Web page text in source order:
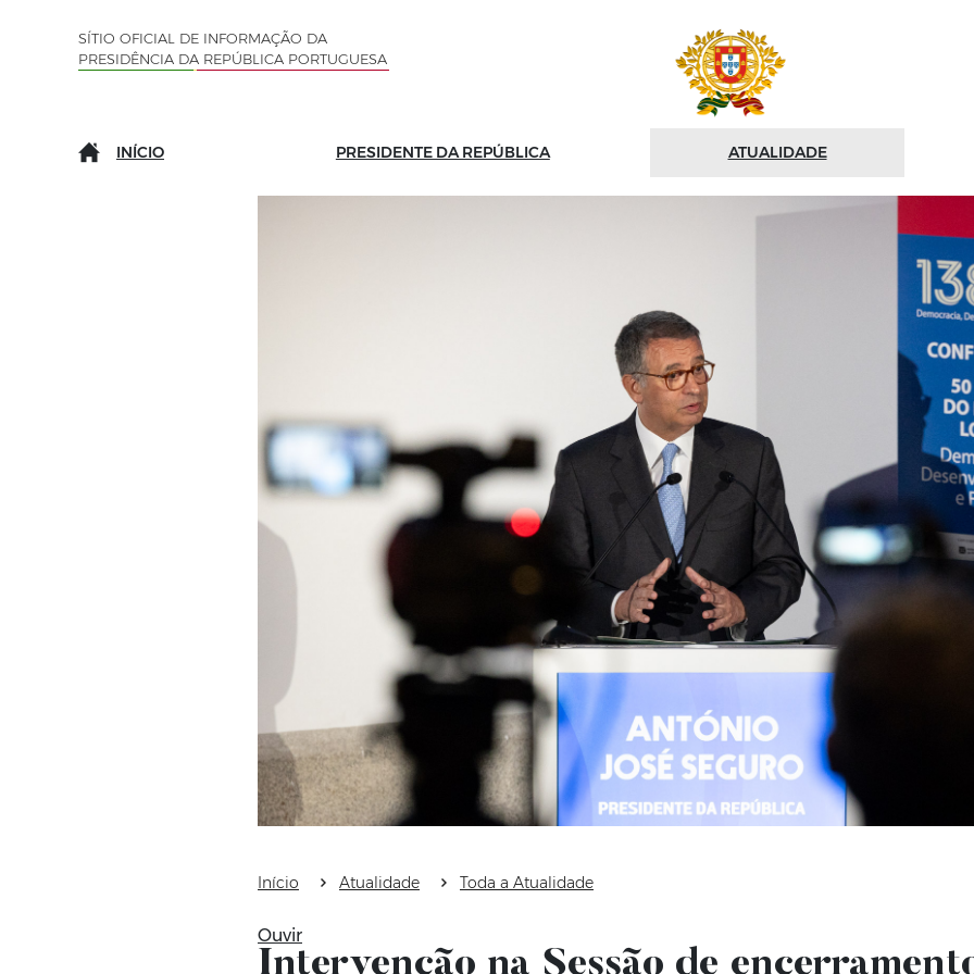
SÍTIO OFICIAL DE INFORMAÇÃO DA
PRESIDÊNCIA DA REPÚBLICA PORTUGUESA
INÍCIO PRESIDENTE DA REPÚBLICA ATUALIDADE
Início Atualidade Toda a Atualidade
Ouvir